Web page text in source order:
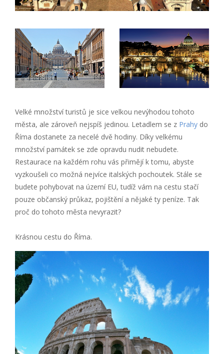
Velké množství turistů je sice velkou nevýhodou tohoto
města, ale zároveň nejspíš jedinou. Letadlem se z Prahy do
Říma dostanete za necelé dvě hodiny. Díky velkému
množství památek se zde opravdu nudit nebudete.
Restaurace na každém rohu vás přimějí k tomu, abyste
vyzkoušeli co možná nejvíce italských pochoutek. Stále se
budete pohybovat na území EU, tudíž vám na cestu stačí
pouze občanský průkaz, pojištění a nějaké ty peníze. Tak
proč do tohoto města nevyrazit?
Krásnou cestu do Říma.